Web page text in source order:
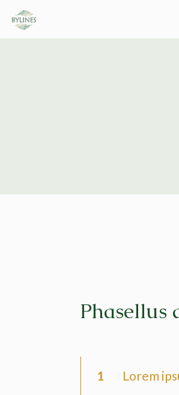
Phasellus
1 Lorem